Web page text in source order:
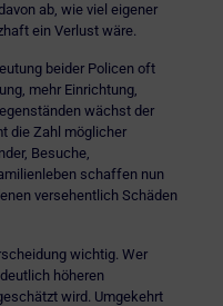
ab, wie viel eigener
ein Verlust wäre.
beider Policen oft
mehr Einrichtung,
wächst der
die Zahl möglicher
Besuche,
schaffen nun
versehentlich Schäden
wichtig. Wer
höheren
wird. Umgekehrt